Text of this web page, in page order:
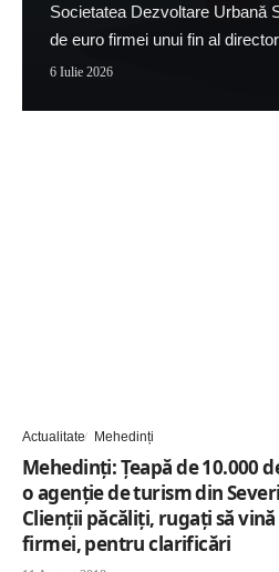
Societatea Dezvoltare Urbană
de euro firmei unui fin al
6 Iulie 2026
Actualitate Mehedinți
Mehedinți: Țeapă de 10.000
o agenție de turism din
Clienții păcăliți, rugați să
firmei, pentru clarificări